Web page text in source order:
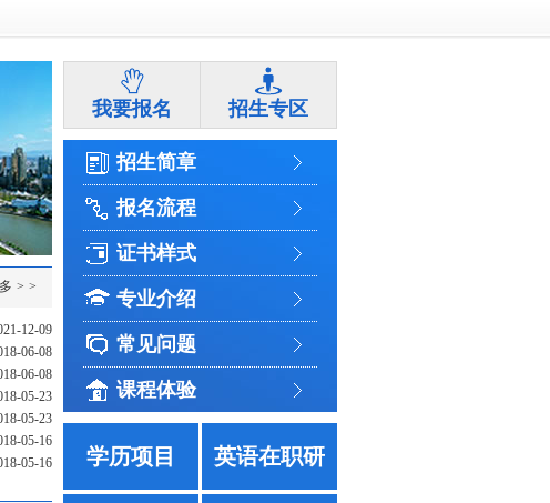
>>
12-09
06-08
06-08
05-23
05-23
05-16
05-16
我要报名 招生专区
招生简章
报名流程
证书样式
专业介绍
常见问题
课程体验
学历项目 英语在职研